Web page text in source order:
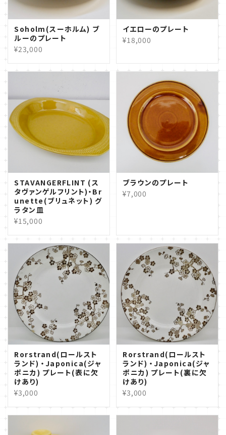
Soholm(スーホルム) ブ
ルーのプレート
¥23,000
イエローのプレート
¥18,000
STAVANGERFLINT (ス
タヴァンゲルフリント)・Br
unette(ブリュネット) グ
ラタン皿
¥15,000
ブラウンのプレート
¥7,000
Rorstrand(ロールスト
ランド) ・Japonica(ジャ
ポニカ) プレート(表に欠
けあり)
¥3,000
Rorstrand(ロールスト
ランド) ・Japonica(ジャ
ポニカ) プレート(裏に欠
けあり)
¥3,000